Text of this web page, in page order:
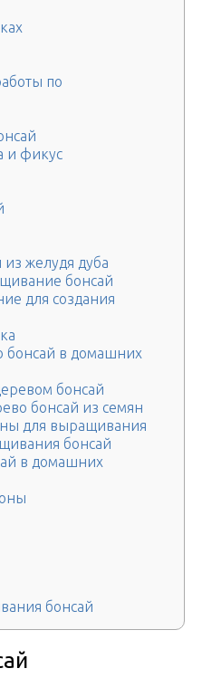
по
и фикус
из желудя дуба
бонсай
для создания
бонсай в домашних
бонсай
бонсай из семян
для выращивания
бонсай
в домашних
бонсай